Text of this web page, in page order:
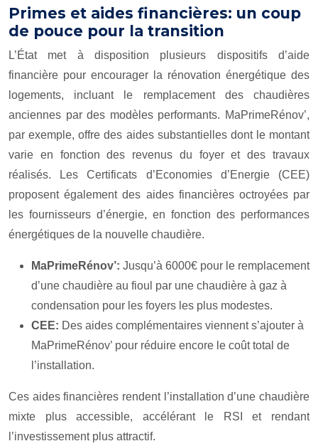
Primes et aides financières: un coup
de pouce pour la transition
L’État met à disposition plusieurs dispositifs d’aide
financière pour encourager la rénovation énergétique des
logements, incluant le remplacement des chaudières
anciennes par des modèles performants. MaPrimeRénov’,
par exemple, offre des aides substantielles dont le montant
varie en fonction des revenus du foyer et des travaux
réalisés. Les Certificats d’Economies d’Energie (CEE)
proposent également des aides financières octroyées par
les fournisseurs d’énergie, en fonction des performances
énergétiques de la nouvelle chaudière.
MaPrimeRénov’: Jusqu’à 6000€ pour le remplacement
d’une chaudière au fioul par une chaudière à gaz à
condensation pour les foyers les plus modestes.
CEE: Des aides complémentaires viennent s’ajouter à
MaPrimeRénov’ pour réduire encore le coût total de
l’installation.
Ces aides financières rendent l’installation d’une chaudière
mixte plus accessible, accélérant le RSI et rendant
l’investissement plus attractif.